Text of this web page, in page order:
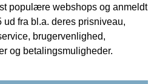
populære webshops og anmeldt
ud fra bl.a. deres prisniveau,
brugervenlighed,
og betalingsmuligheder.